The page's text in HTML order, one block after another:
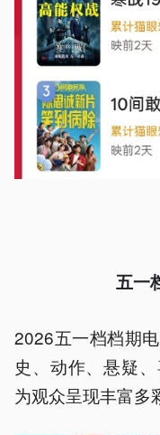
五一
2026五一档档期
史、动作、悬疑
为观众呈现丰富多